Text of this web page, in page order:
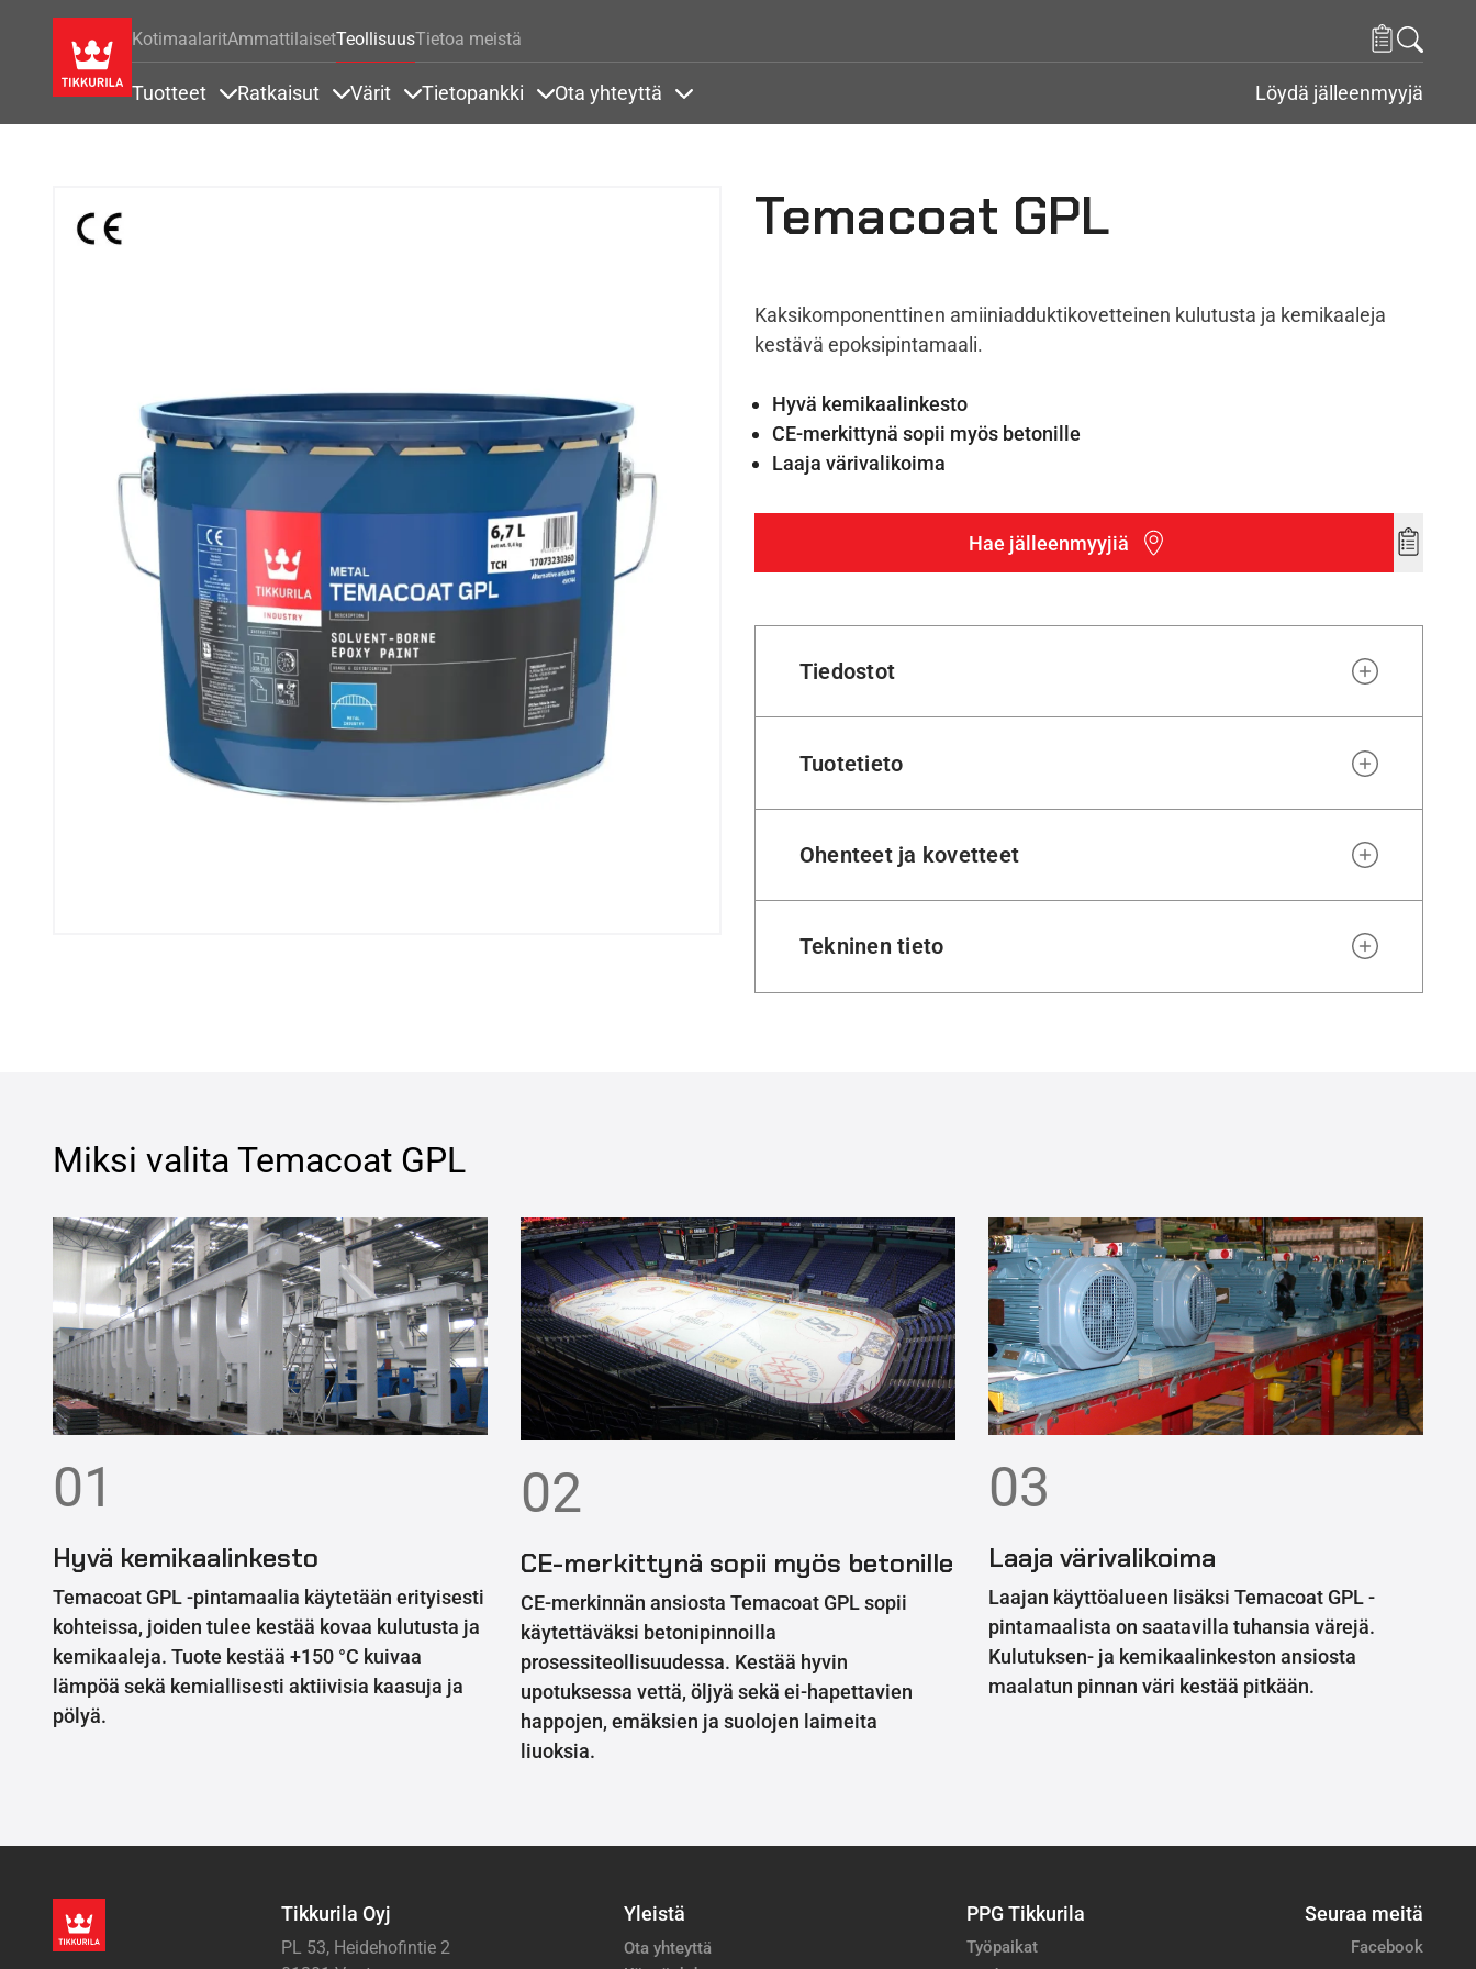
KotimaalaritAmmattilaisetTeollisuusTietoa meistä
Tuotteet Ratkaisut Värit Tietopankki Ota yhteyttä Löydä jälleenmyyjä
Temacoat GPL
Kaksikomponenttinen amiiniadduktikovetteinen kulutusta ja kemikaaleja
kestävä epoksipintamaali.
Hyvä kemikaalinkesto
CE-merkittynä sopii myös betonille
Laaja värivalikoima
Hae jälleenmyyjiä
Add
Tiedostot
Tuotetieto
Ohenteet ja kovetteet
Tekninen tieto
Miksi valita Temacoat GPL
01
Hyvä kemikaalinkesto
Temacoat GPL -pintamaalia käytetään erityisesti
kohteissa, joiden tulee kestää kovaa kulutusta ja
kemikaaleja. Tuote kestää +150 °C kuivaa
lämpöä sekä kemiallisesti aktiivisia kaasuja ja
pölyä.
02
CE-merkittynä sopii myös betonille
CE-merkinnän ansiosta Temacoat GPL sopii
käytettäväksi betonipinnoilla
prosessiteollisuudessa. Kestää hyvin
upotuksessa vettä, öljyä sekä ei-hapettavien
happojen, emäksien ja suolojen laimeita
liuoksia.
03
Laaja värivalikoima
Laajan käyttöalueen lisäksi Temacoat GPL -
pintamaalista on saatavilla tuhansia värejä.
Kulutuksen- ja kemikaalinkeston ansiosta
maalatun pinnan väri kestää pitkään.
Tikkurila Oyj
PL 53, Heidehofintie 2
Yleistä
Ota yhteyttä
PPG Tikkurila
Työpaikat
Seuraa meitä
Facebook